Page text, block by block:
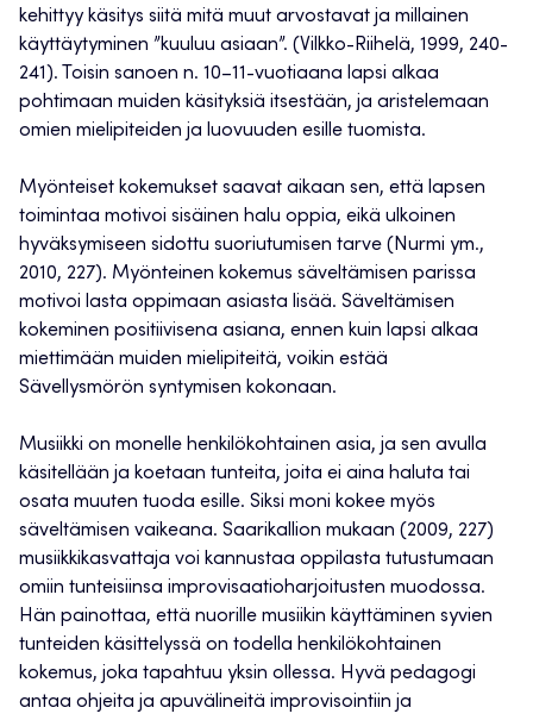
kehittyy käsitys siitä mitä muut arvostavat ja millainen
käyttäytyminen ”kuuluu asiaan”. (Vilkko-Riihelä, 1999, 240-
241). Toisin sanoen n. 10–11-vuotiaana lapsi alkaa
pohtimaan muiden käsityksiä itsestään, ja aristelemaan
omien mielipiteiden ja luovuuden esille tuomista.
Myönteiset kokemukset saavat aikaan sen, että lapsen
toimintaa motivoi sisäinen halu oppia, eikä ulkoinen
hyväksymiseen sidottu suoriutumisen tarve (Nurmi ym.,
2010, 227). Myönteinen kokemus säveltämisen parissa
motivoi lasta oppimaan asiasta lisää. Säveltämisen
kokeminen positiivisena asiana, ennen kuin lapsi alkaa
miettimään muiden mielipiteitä, voikin estää
Sävellysmörön syntymisen kokonaan.
Musiikki on monelle henkilökohtainen asia, ja sen avulla
käsitellään ja koetaan tunteita, joita ei aina haluta tai
osata muuten tuoda esille. Siksi moni kokee myös
säveltämisen vaikeana. Saarikallion mukaan (2009, 227)
musiikkikasvattaja voi kannustaa oppilasta tutustumaan
omiin tunteisiinsa improvisaatioharjoitusten muodossa.
Hän painottaa, että nuorille musiikin käyttäminen syvien
tunteiden käsittelyssä on todella henkilökohtainen
kokemus, joka tapahtuu yksin ollessa. Hyvä pedagogi
antaa ohjeita ja apuvälineitä improvisointiin ja